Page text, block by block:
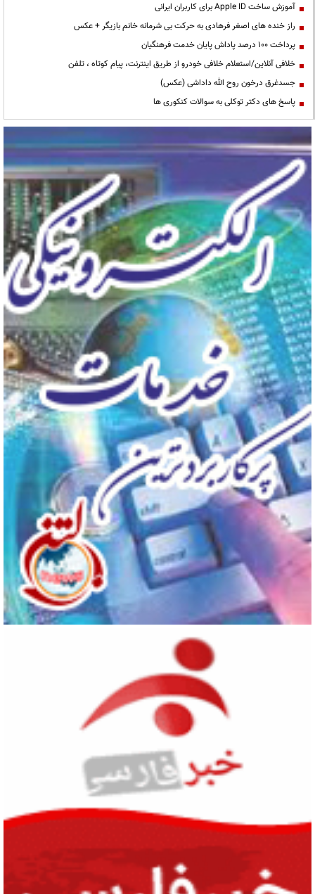
آموزش ساخت Apple ID برای کاربران ایرانی
راز خنده های اصغر فرهادی به حرکت بی شرمانه خانم بازیگر + عکس
پرداخت ۱۰۰ درصد پاداش پایان خدمت فرهنگیان
خلافی آنلاین/استعلام خلافی خودرو از طریق اینترنت، پیام کوتاه ، تلفن
جسدغرق درخون روح الله داداشی (عکس)
پاسخ های دکتر توکلی به سوالات کنکوری ها